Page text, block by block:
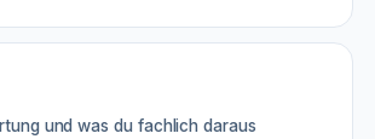
und was du fachlich daraus